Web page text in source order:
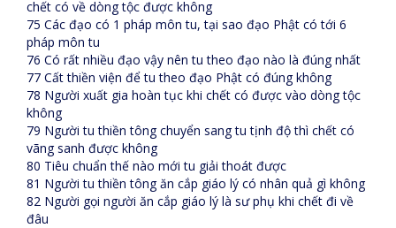
chết có về dòng tộc được không
75 Các đạo có 1 pháp môn tu, tại sao đạo Phật có tới 6
pháp môn tu
76 Có rất nhiều đạo vậy nên tu theo đạo nào là đúng nhất
77 Cất thiền viện để tu theo đạo Phật có đúng không
78 Người xuất gia hoàn tục khi chết có được vào dòng tộc
không
79 Người tu thiền tông chuyển sang tu tịnh độ thì chết có
vãng sanh được không
80 Tiêu chuẩn thế nào mới tu giải thoát được
81 Người tu thiền tông ăn cắp giáo lý có nhân quả gì không
82 Người gọi người ăn cắp giáo lý là sư phụ khi chết đi về
đâu